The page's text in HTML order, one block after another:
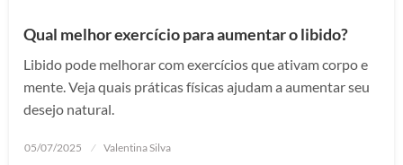
Qual melhor exercício para aumentar o libido?
Libido pode melhorar com exercícios que ativam corpo e
mente. Veja quais práticas físicas ajudam a aumentar seu
desejo natural.
Posted
05/07/2025 Valentina Silva